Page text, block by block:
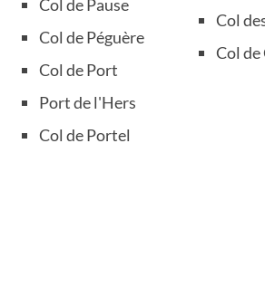
Col de Pause
Col de Péguère
Col de Port
Port de l'Hers
Col de Portel
Col
Col de